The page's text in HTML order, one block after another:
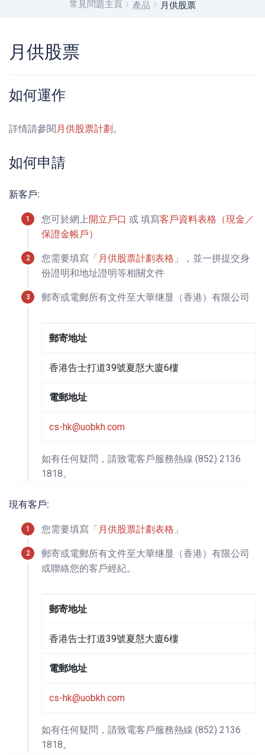
常見問題主頁 產品 月供股票
月供股票
如何運作
詳情請參閱月供股票計劃。
如何申請
新客戶:
您可於網上開立戶口 或 填寫客戶資料表格（現金／
保證金帳戶）
您需要填寫「月供股票計劃表格 」，並一拼提交身
份證明和地址證明等相關文件
郵寄或電郵所有文件至大華继显（香港）有限公司
郵寄地址
香港告士打道39號夏慤大廈6樓
電郵地址
cs-hk@uobkh.com
如有任何疑問，請致電客戶服務熱線 (852) 2136
1818。
現有客戶:
您需要填寫「月供股票計劃表格 」
郵寄或電郵所有文件至大華继显（香港）有限公司
或聯絡您的客戶經紀。
郵寄地址
香港告士打道39號夏慤大廈6樓
電郵地址
cs-hk@uobkh.com
如有任何疑問，請致電客戶服務熱線 (852) 2136
1818。